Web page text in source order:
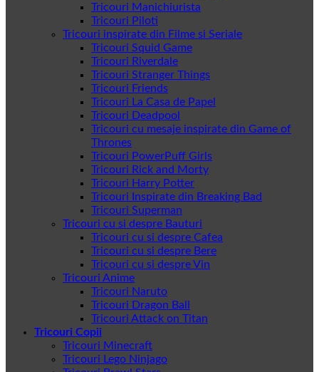
Tricouri Manichiurista
Tricouri Piloti
Tricouri inspirate din Filme si Seriale
Tricouri Squid Game
Tricouri Riverdale
Tricouri Stranger Things
Tricouri Friends
Tricouri La Casa de Papel
Tricouri Deadpool
Tricouri cu mesaje inspirate din Game of
Thrones
Tricouri PowerPuff Girls
Tricouri Rick and Morty
Tricouri Harry Potter
Tricouri Inspirate din Breaking Bad
Tricouri Superman
Tricouri cu si despre Bauturi
Tricouri cu si despre Cafea
Tricouri cu si despre Bere
Tricouri cu si despre Vin
Tricouri Anime
Tricouri Naruto
Tricouri Dragon Ball
Tricouri Attack on Titan
Tricouri Copii
Tricouri Minecraft
Tricouri Lego Ninjago